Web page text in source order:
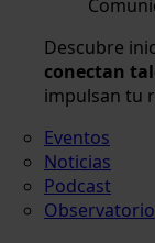
Descubre
conectan
impulsan tu
Eventos
Noticias
Podcast
Observatorio